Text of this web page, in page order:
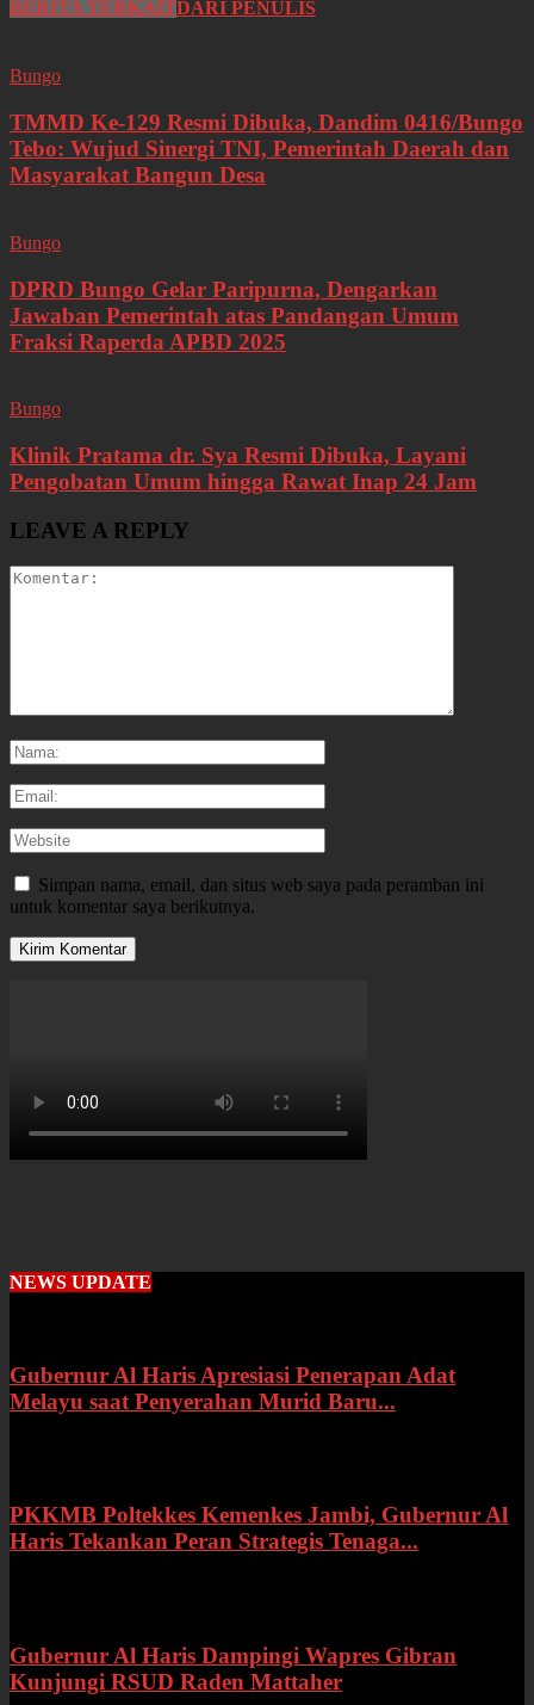
BERITA TERKAITDARI PENULIS
Bungo
TMMD Ke-129 Resmi Dibuka, Dandim 0416/Bungo
Tebo: Wujud Sinergi TNI, Pemerintah Daerah dan
Masyarakat Bangun Desa
Bungo
DPRD Bungo Gelar Paripurna, Dengarkan
Jawaban Pemerintah atas Pandangan Umum
Fraksi Raperda APBD 2025
Bungo
Klinik Pratama dr. Sya Resmi Dibuka, Layani
Pengobatan Umum hingga Rawat Inap 24 Jam
LEAVE A REPLY
Simpan nama, email, dan situs web saya pada peramban ini
untuk komentar saya berikutnya.
NEWS UPDATE
Gubernur Al Haris Apresiasi Penerapan Adat
Melayu saat Penyerahan Murid Baru...
PKKMB Poltekkes Kemenkes Jambi, Gubernur Al
Haris Tekankan Peran Strategis Tenaga...
Gubernur Al Haris Dampingi Wapres Gibran
Kunjungi RSUD Raden Mattaher